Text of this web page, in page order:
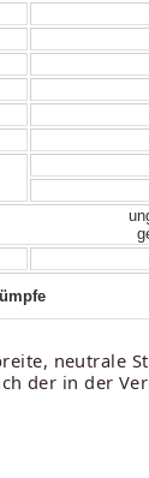
neutrale
der in der